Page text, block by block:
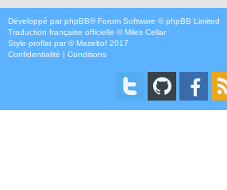
Développé par phpBB® Forum Software © phpBB Limited
Traduction française officielle ©Miles Cellar
Style proflat par ©Mazeltof 2017
Confidentialité | Conditions